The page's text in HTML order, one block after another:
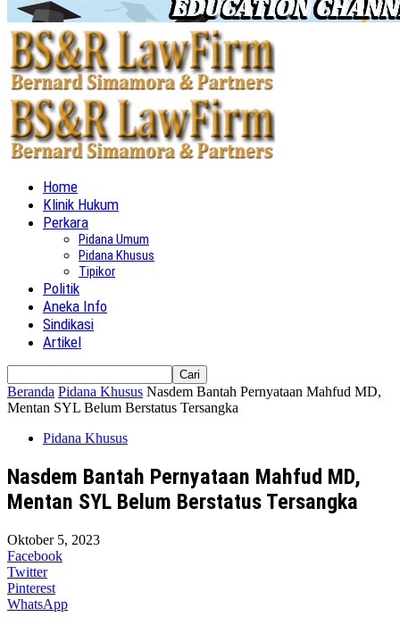
Home
Klinik Hukum
Perkara
Pidana Umum
Pidana Khusus
Tipikor
Politik
Aneka Info
Sindikasi
Artikel
Beranda Pidana Khusus Nasdem Bantah Pernyataan Mahfud MD,
Mentan SYL Belum Berstatus Tersangka
Pidana Khusus
Nasdem Bantah Pernyataan Mahfud MD,
Mentan SYL Belum Berstatus Tersangka
Oktober 5, 2023
Facebook
Twitter
Pinterest
WhatsApp